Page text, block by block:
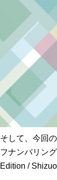
そして、今回
フナンバリン
Edition /